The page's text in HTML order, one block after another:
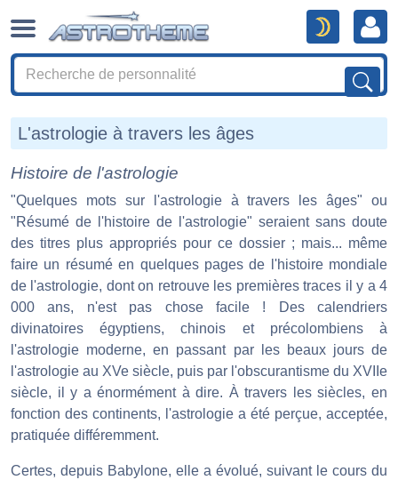
L'astrologie à travers les âges
Histoire de l'astrologie
"Quelques mots sur l'astrologie à travers les âges" ou
"Résumé de l'histoire de l'astrologie" seraient sans doute
des titres plus appropriés pour ce dossier ; mais... même
faire un résumé en quelques pages de l'histoire mondiale
de l'astrologie, dont on retrouve les premières traces il y a 4
000 ans, n'est pas chose facile ! Des calendriers
divinatoires égyptiens, chinois et précolombiens à
l'astrologie moderne, en passant par les beaux jours de
l'astrologie au XVe siècle, puis par l'obscurantisme du XVIIe
siècle, il y a énormément à dire. À travers les siècles, en
fonction des continents, l'astrologie a été perçue, acceptée,
pratiquée différemment.
Certes, depuis Babylone, elle a évolué, suivant le cours du